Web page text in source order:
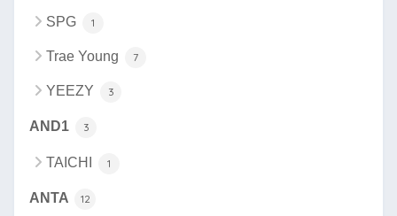
SPG 1
Trae Young 7
YEEZY 3
AND1 3
TAICHI 1
ANTA 12